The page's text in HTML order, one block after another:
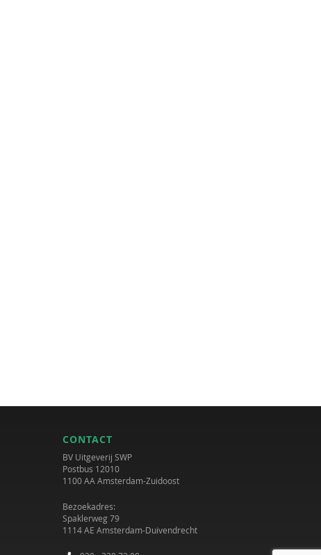
CONTACT
BV Uitgeverij SWP
Postbus 12010
1100 AA Amsterdam-Zuidoost
Bezoekadres:
Spaklerweg 79
1114 AE Amsterdam-Duivendrecht